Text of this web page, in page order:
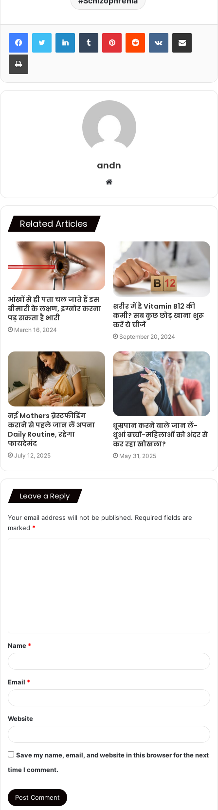
LinkedInTumblr PinterestReddit VKontakteShare via Email
Print
andn
Website
Related Articles
आंखों से ही पता चल जाते हैं इस
बीमारी के लक्षण, इग्नोर करना
पड़ सकता है भारी
March 16, 2024
शरीर में है Vitamin B12 की
कमी? सब कुछ छोड़ खाना शुरू
करें ये चीजें
September 20, 2024
नई Mothers ब्रेस्टफीडिंग
कराने से पहले जान लें अपना
Daily Routine, रहेगा
फायदेमंद
July 12, 2025
धूम्रपान करने वाले जान लें-
धुआं बच्चों-महिलाओं को अंदर से
कर रहा खोखला?
May 31, 2025
Leave a Reply
Your email address will not be published. Required fields are
marked *
t
*
Name *
Email *
Website
Save my name, email, and website in this browser for the next
time I comment.